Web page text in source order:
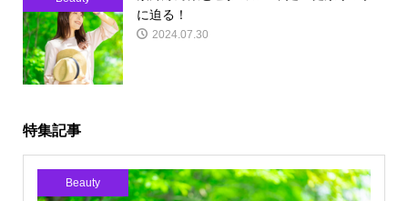
に迫る！
2024.07.30
特集記事
Beauty